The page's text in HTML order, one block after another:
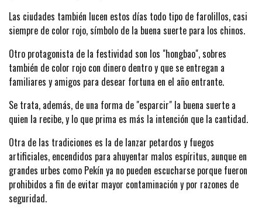
Las ciudades también lucen estos días todo tipo de farolillos, casi
siempre de color rojo, símbolo de la buena suerte para los chinos.
Otro protagonista de la festividad son los "hongbao", sobres
también de color rojo con dinero dentro y que se entregan a
familiares y amigos para desear fortuna en el año entrante.
Se trata, además, de una forma de "esparcir" la buena suerte a
quien la recibe, y lo que prima es más la intención que la cantidad.
Otra de las tradiciones es la de lanzar petardos y fuegos
artificiales, encendidos para ahuyentar malos espíritus, aunque en
grandes urbes como Pekín ya no pueden escucharse porque fueron
prohibidos a fin de evitar mayor contaminación y por razones de
seguridad.